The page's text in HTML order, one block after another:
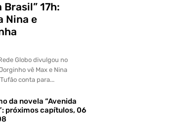
Brasil” 17h:
Nina e
Globo divulgou no
vê Max e Nina
conta para...
da novela “Avenida
próximos capítulos, 06